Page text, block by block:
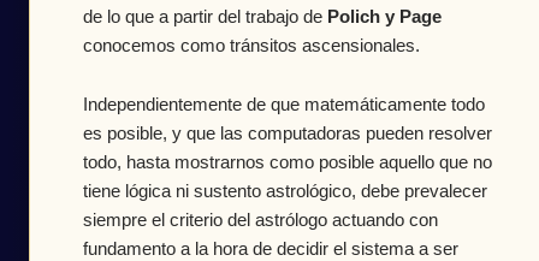
de lo que a partir del trabajo de Polich y Page
conocemos como tránsitos ascensionales.
Independientemente de que matemáticamente todo
es posible, y que las computadoras pueden resolver
todo, hasta mostrarnos como posible aquello que no
tiene lógica ni sustento astrológico, debe prevalecer
siempre el criterio del astrólogo actuando con
fundamento a la hora de decidir el sistema a ser